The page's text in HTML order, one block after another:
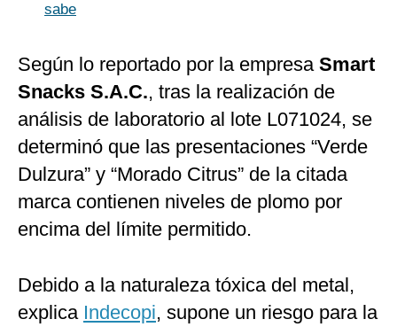
sabe
Según lo reportado por la empresa Smart
Snacks S.A.C., tras la realización de
análisis de laboratorio al lote L071024, se
determinó que las presentaciones “Verde
Dulzura” y “Morado Citrus” de la citada
marca contienen niveles de plomo por
encima del límite permitido.
Debido a la naturaleza tóxica del metal,
explica Indecopi, supone un riesgo para la